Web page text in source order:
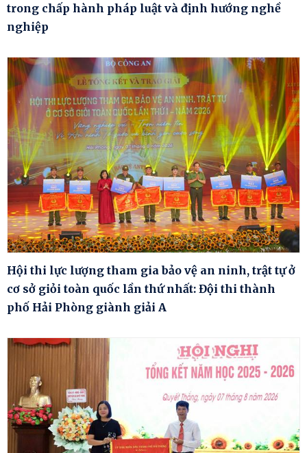
trong chấp hành pháp luật và định hướng nghề
nghiệp
Hội thi lực lượng tham gia bảo vệ an ninh, trật tự ở
cơ sở giỏi toàn quốc lần thứ nhất: Đội thi thành
phố Hải Phòng giành giải A